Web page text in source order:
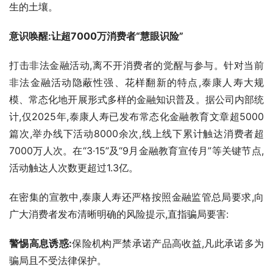
生的土壤。
意识唤醒:让超7000万消费者“慧眼识险”
打击非法金融活动,离不开消费者的觉醒与参与。针对当前
非法金融活动隐蔽性强、花样翻新的特点,泰康人寿大规
模、常态化地开展形式多样的金融知识普及。据公司内部统
计,仅2025年,泰康人寿已发布常态化金融教育文章超5000
篇次,举办线下活动8000余次,线上线下累计触达消费者超
7000万人次。在“3·15”及“9月金融教育宣传月”等关键节点,
活动触达人次数更超过1.3亿。
在密集的宣教中,泰康人寿还严格按照金融监管总局要求,向
广大消费者发布清晰明确的风险提示,直指骗局要害:
警惕高息诱惑:保险机构严禁承诺产品高收益,凡此承诺多为
骗局且不受法律保护。